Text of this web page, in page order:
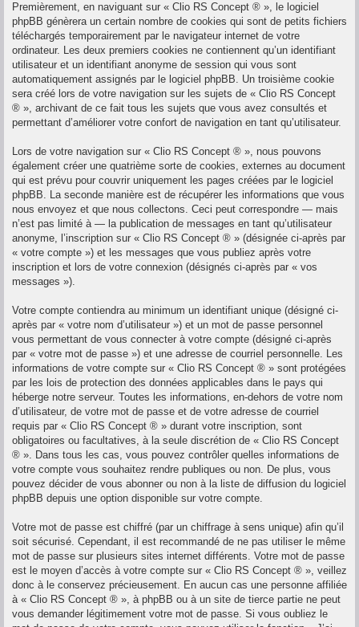
Premièrement, en naviguant sur « Clio RS Concept ® », le logiciel
phpBB génèrera un certain nombre de cookies qui sont de petits fichiers
téléchargés temporairement par le navigateur internet de votre
ordinateur. Les deux premiers cookies ne contiennent qu’un identifiant
utilisateur et un identifiant anonyme de session qui vous sont
automatiquement assignés par le logiciel phpBB. Un troisième cookie
sera créé lors de votre navigation sur les sujets de « Clio RS Concept
® », archivant de ce fait tous les sujets que vous avez consultés et
permettant d’améliorer votre confort de navigation en tant qu’utilisateur.
Lors de votre navigation sur « Clio RS Concept ® », nous pouvons
également créer une quatrième sorte de cookies, externes au document
qui est prévu pour couvrir uniquement les pages créées par le logiciel
phpBB. La seconde manière est de récupérer les informations que vous
nous envoyez et que nous collectons. Ceci peut correspondre — mais
n’est pas limité à — la publication de messages en tant qu’utilisateur
anonyme, l’inscription sur « Clio RS Concept ® » (désignée ci-après par
« votre compte ») et les messages que vous publiez après votre
inscription et lors de votre connexion (désignés ci-après par « vos
messages »).
Votre compte contiendra au minimum un identifiant unique (désigné ci-
après par « votre nom d’utilisateur ») et un mot de passe personnel
vous permettant de vous connecter à votre compte (désigné ci-après
par « votre mot de passe ») et une adresse de courriel personnelle. Les
informations de votre compte sur « Clio RS Concept ® » sont protégées
par les lois de protection des données applicables dans le pays qui
héberge notre serveur. Toutes les informations, en-dehors de votre nom
d’utilisateur, de votre mot de passe et de votre adresse de courriel
requis par « Clio RS Concept ® » durant votre inscription, sont
obligatoires ou facultatives, à la seule discrétion de « Clio RS Concept
® ». Dans tous les cas, vous pouvez contrôler quelles informations de
votre compte vous souhaitez rendre publiques ou non. De plus, vous
pouvez décider de vous abonner ou non à la liste de diffusion du logiciel
phpBB depuis une option disponible sur votre compte.
Votre mot de passe est chiffré (par un chiffrage à sens unique) afin qu’il
soit sécurisé. Cependant, il est recommandé de ne pas utiliser le même
mot de passe sur plusieurs sites internet différents. Votre mot de passe
est le moyen d’accès à votre compte sur « Clio RS Concept ® », veillez
donc à le conservez précieusement. En aucun cas une personne affiliée
à « Clio RS Concept ® », à phpBB ou à un site de tierce partie ne peut
vous demander légitimement votre mot de passe. Si vous oubliez le